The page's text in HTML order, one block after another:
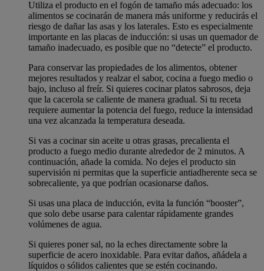
Utiliza el producto en el fogón de tamaño más adecuado: los
alimentos se cocinarán de manera más uniforme y reducirás el
riesgo de dañar las asas y los laterales. Esto es especialmente
importante en las placas de inducción: si usas un quemador de
tamaño inadecuado, es posible que no “detecte” el producto.
Para conservar las propiedades de los alimentos, obtener
mejores resultados y realzar el sabor, cocina a fuego medio o
bajo, incluso al freír. Si quieres cocinar platos sabrosos, deja
que la cacerola se caliente de manera gradual. Si tu receta
requiere aumentar la potencia del fuego, reduce la intensidad
una vez alcanzada la temperatura deseada.
Si vas a cocinar sin aceite u otras grasas, precalienta el
producto a fuego medio durante alrededor de 2 minutos. A
continuación, añade la comida. No dejes el producto sin
supervisión ni permitas que la superficie antiadherente seca se
sobrecaliente, ya que podrían ocasionarse daños.
Si usas una placa de inducción, evita la función “booster”,
que solo debe usarse para calentar rápidamente grandes
volúmenes de agua.
Si quieres poner sal, no la eches directamente sobre la
superficie de acero inoxidable. Para evitar daños, añádela a
líquidos o sólidos calientes que se estén cocinando.